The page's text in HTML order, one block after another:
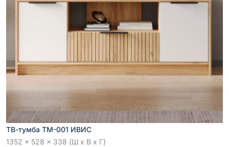
ТВ-тумба ТМ-001 ИВИС
1352 x 528 x 338 (Ш x В x Г)